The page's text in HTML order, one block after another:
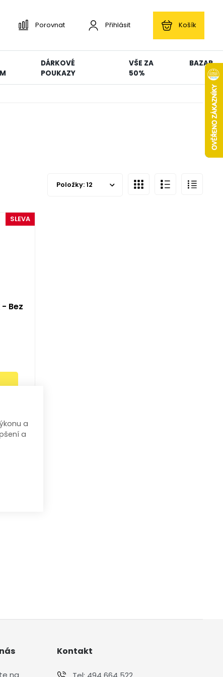
Porovnat Přihlásit Košík
DÁRKOVÉ
POUKAZY
VŠE ZA
50%
BAZAR
Položky: 12
SLEVA
Bez
Kontakt
a
a